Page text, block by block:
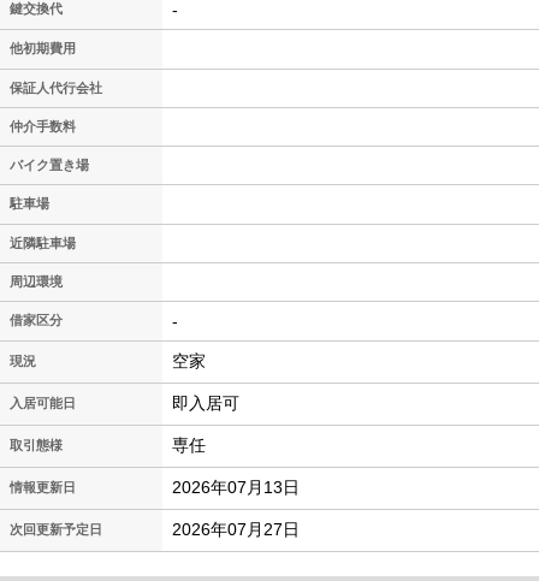
鍵交換代 -
他初期費用
保証人代行会社
仲介手数料
バイク置き場
駐車場
近隣駐車場
周辺環境
借家区分 -
現況 空家
入居可能日 即入居可
取引態様 専任
情報更新日 2026年07月13日
次回更新予定日 2026年07月27日